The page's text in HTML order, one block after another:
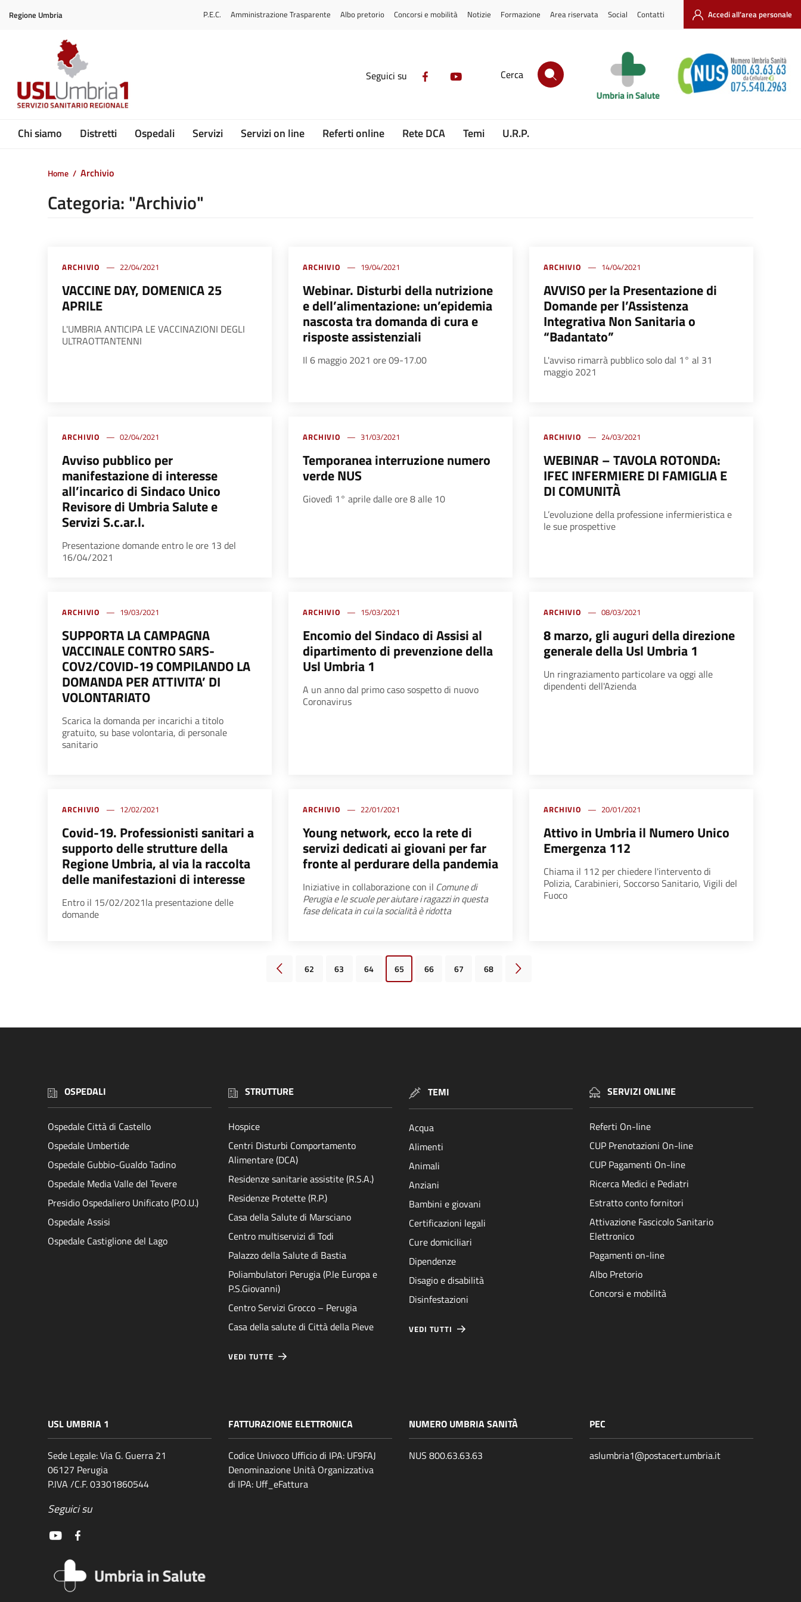
Vai al menu di navigazione
Vai al footer
Regione Umbria P.E.C. Amministrazione Trasparente Albo pretorio Concorsi e mobilità Notizie Formazione Area riservata Social Contatti Accedi all’area personale
Seguici su Cerca
Submenu
Chi siamo Distretti Ospedali Servizi Servizi on line Referti online Rete DCA Temi U.R.P.
Home / Archivio
Categoria: "Archivio"
ARCHIVIO 22/04/2021
VACCINE DAY, DOMENICA 25
APRILE
L'UMBRIA ANTICIPA LE VACCINAZIONI DEGLI
ULTRAOTTANTENNI
ARCHIVIO 19/04/2021
Webinar. Disturbi della nutrizione
e dell’alimentazione: un’epidemia
nascosta tra domanda di cura e
risposte assistenziali
Il 6 maggio 2021 ore 09-17.00
ARCHIVIO 14/04/2021
AVVISO per la Presentazione di
Domande per l’Assistenza
Integrativa Non Sanitaria o
“Badantato”
L'avviso rimarrà pubblico solo dal 1° al 31
maggio 2021
ARCHIVIO 02/04/2021
Avviso pubblico per
manifestazione di interesse
all’incarico di Sindaco Unico
Revisore di Umbria Salute e
Servizi S.c.ar.l.
Presentazione domande entro le ore 13 del
16/04/2021
ARCHIVIO 31/03/2021
Temporanea interruzione numero
verde NUS
Giovedì 1° aprile dalle ore 8 alle 10
ARCHIVIO 24/03/2021
WEBINAR – TAVOLA ROTONDA:
IFEC INFERMIERE DI FAMIGLIA E
DI COMUNITÀ
L’evoluzione della professione infermieristica e
le sue prospettive
ARCHIVIO 19/03/2021
SUPPORTA LA CAMPAGNA
VACCINALE CONTRO SARS-
COV2/COVID-19 COMPILANDO LA
DOMANDA PER ATTIVITA’ DI
VOLONTARIATO
Scarica la domanda per incarichi a titolo
gratuito, su base volontaria, di personale
sanitario
ARCHIVIO 15/03/2021
Encomio del Sindaco di Assisi al
dipartimento di prevenzione della
Usl Umbria 1
A un anno dal primo caso sospetto di nuovo
Coronavirus
ARCHIVIO 08/03/2021
8 marzo, gli auguri della direzione
generale della Usl Umbria 1
Un ringraziamento particolare va oggi alle
dipendenti dell'Azienda
ARCHIVIO 12/02/2021
Covid-19. Professionisti sanitari a
supporto delle strutture della
Regione Umbria, al via la raccolta
delle manifestazioni di interesse
Entro il 15/02/2021la presentazione delle
domande
ARCHIVIO 22/01/2021
Young network, ecco la rete di
servizi dedicati ai giovani per far
fronte al perdurare della pandemia
Iniziative in collaborazione con il Comune di
Perugia e le scuole per aiutare i ragazzi in questa
fase delicata in cui la socialità è ridotta
ARCHIVIO 20/01/2021
Attivo in Umbria il Numero Unico
Emergenza 112
Chiama il 112 per chiedere l'intervento di
Polizia, Carabinieri, Soccorso Sanitario, Vigili del
Fuoco
Pagina precedente
62 63 64 65 66 67 68 Pagina successiva
OSPEDALI
Ospedale Città di Castello
Ospedale Umbertide
Ospedale Gubbio-Gualdo Tadino
Ospedale Media Valle del Tevere
Presidio Ospedaliero Unificato (P.O.U.)
Ospedale Assisi
Ospedale Castiglione del Lago
STRUTTURE
Hospice
Centri Disturbi Comportamento
Alimentare (DCA)
Residenze sanitarie assistite (R.S.A.)
Residenze Protette (R.P.)
Casa della Salute di Marsciano
Centro multiservizi di Todi
Palazzo della Salute di Bastia
Poliambulatori Perugia (P.le Europa e
P.S.Giovanni)
Centro Servizi Grocco – Perugia
Casa della salute di Città della Pieve
VEDI TUTTE
TEMI
Acqua
Alimenti
Animali
Anziani
Bambini e giovani
Certificazioni legali
Cure domiciliari
Dipendenze
Disagio e disabilità
Disinfestazioni
VEDI TUTTI
SERVIZI ONLINE
Referti On-line
CUP Prenotazioni On-line
CUP Pagamenti On-line
Ricerca Medici e Pediatri
Estratto conto fornitori
Attivazione Fascicolo Sanitario
Elettronico
Pagamenti on-line
Albo Pretorio
Concorsi e mobilità
USL UMBRIA 1
Sede Legale: Via G. Guerra 21
06127 Perugia
P.IVA /C.F. 03301860544
Seguici su
FATTURAZIONE ELETTRONICA
Codice Univoco Ufficio di IPA: UF9FAJ
Denominazione Unità Organizzativa
di IPA: Uff_eFattura
NUMERO UMBRIA SANITÀ
NUS 800.63.63.63
PEC
aslumbria1@postacert.umbria.it